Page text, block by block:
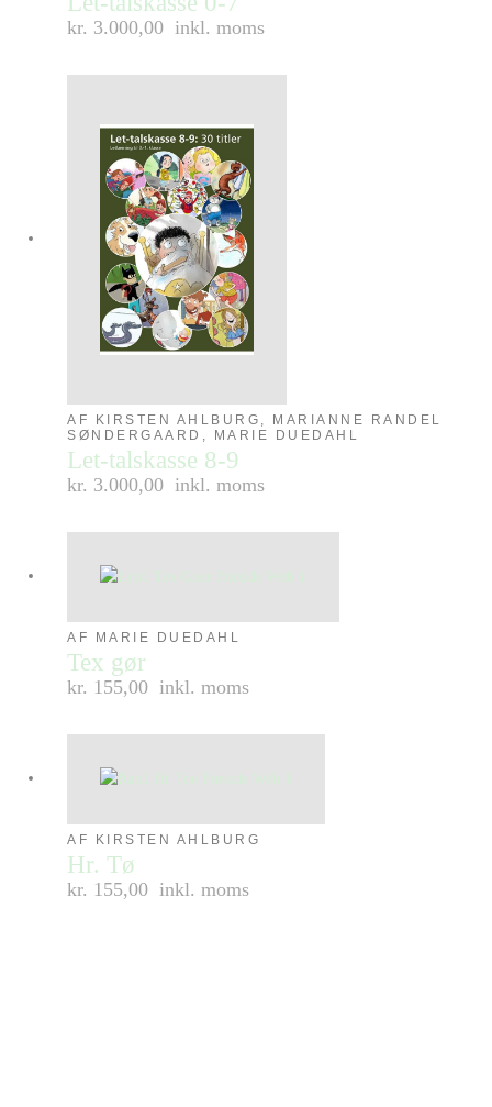
kr. 3.000,00 inkl. moms
AF KIRSTEN AHLBURG, MARIANNE RANDEL
SØNDERGAARD, MARIE DUEDAHL
Let-talskasse 8-9
kr. 3.000,00 inkl. moms
AF MARIE DUEDAHL
Tex gør
kr. 155,00 inkl. moms
AF KIRSTEN AHLBURG
Hr. Tø
kr. 155,00 inkl. moms